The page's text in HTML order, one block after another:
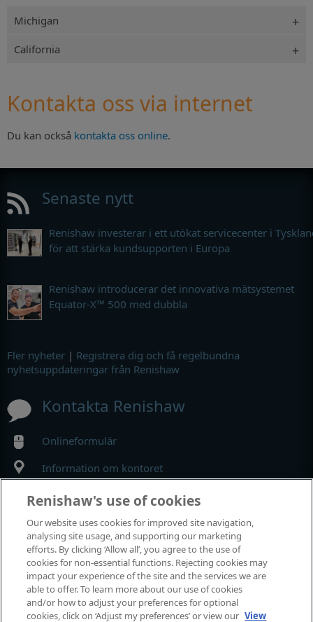
Michigan
California
Kontakta oss via internet
Du kan också kontakta oss online.
Senaste nytt
Renishaw investerar i ett utökat servicecenter i
för att stärka kundsupporten i Europa
Renishaw introducerar det innovativa mätsystemet
Equator-X™ 500 med dubbla
Fler nyheter | Registrera dig och få regelbundna
nyhetsuppdateringar från Renishaw
Kontakta Renishaw
Onlineformulär
Information om kontoret
MyRenishaw
Webbutik
Utställningar och konferenser
Renishaw's use of cookies
Our website uses cookies for improved site navigation,
analysing site usage, and supporting our marketing
efforts. By clicking ‘Allow all’, you agree to the use of
cookies for non-essential functions. Rejecting cookies may
impact your experience of the site and the services we are
able to offer. To learn more about our use of cookies
and/or how to adjust your preferences for optional
cookies, click on ‘Adjust my preferences’ or view our View